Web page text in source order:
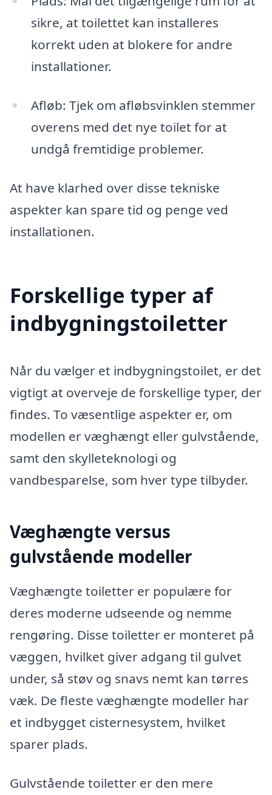
sikre, at toilettet kan installeres
korrekt uden at blokere for andre
installationer.
Afløb: Tjek om afløbsvinklen stemmer
overens med det nye toilet for at
undgå fremtidige problemer.
At have klarhed over disse tekniske
aspekter kan spare tid og penge ved
installationen.
Forskellige typer af
indbygningstoiletter
Når du vælger et indbygningstoilet, er det
vigtigt at overveje de forskellige typer, der
findes. To væsentlige aspekter er, om
modellen er væghængt eller gulvstående,
samt den skylleteknologi og
vandbesparelse, som hver type tilbyder.
Væghængte versus
gulvstående modeller
Væghængte toiletter er populære for
deres moderne udseende og nemme
rengøring. Disse toiletter er monteret på
væggen, hvilket giver adgang til gulvet
under, så støv og snavs nemt kan tørres
væk. De fleste væghængte modeller har
et indbygget cisternesystem, hvilket
sparer plads.
Gulvstående toiletter er den mere